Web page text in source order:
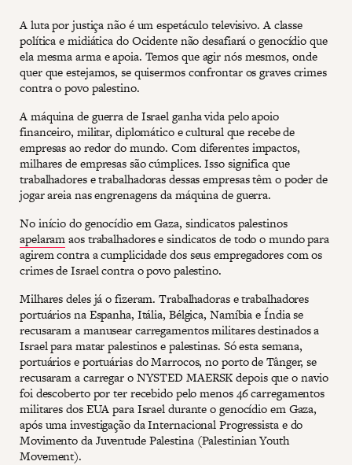
A luta por justiça não é um espetáculo televisivo. A classe
política e midiática do Ocidente não desafiará o genocídio que
ela mesma arma e apoia. Temos que agir nós mesmos, onde
quer que estejamos, se quisermos confrontar os graves crimes
contra o povo palestino.
A máquina de guerra de Israel ganha vida pelo apoio
financeiro, militar, diplomático e cultural que recebe de
empresas ao redor do mundo. Com diferentes impactos,
milhares de empresas são cúmplices. Isso significa que
trabalhadores e trabalhadoras dessas empresas têm o poder de
jogar areia nas engrenagens da máquina de guerra.
No início do genocídio em Gaza, sindicatos palestinos
apelaramaos trabalhadores e sindicatos de todo o mundo para
agirem contra a cumplicidade dos seus empregadores com os
crimes de Israel contra o povo palestino.
Milhares deles já o fizeram. Trabalhadoras e trabalhadores
portuários na Espanha, Itália, Bélgica, Namíbia e Índia se
recusaram a manusear carregamentos militares destinados a
Israel para matar palestinos e palestinas. Só esta semana,
portuários e portuárias do Marrocos, no porto de Tânger, se
recusaram a carregar o NYSTED MAERSK depois que o navio
foi descoberto por ter recebido pelo menos 46 carregamentos
militares dos EUA para Israel durante o genocídio em Gaza,
após uma investigação da Internacional Progressista e do
Movimento da Juventude Palestina (Palestinian Youth
Movement).